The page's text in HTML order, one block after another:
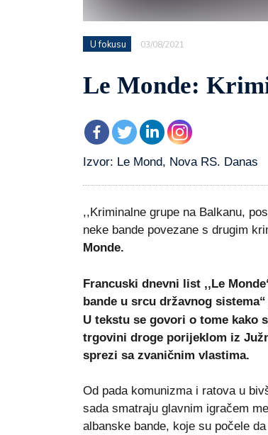
U fokusu 03/08/2021
Le Monde:
Izvor: Le Mond, Nova RS. Danas
,,Kriminalne grupe na Balkanu,
neke bande povezane s drugim
Monde.
Francuski dnevni list ,,Le
bande u srcu državnog
U tekstu se govori o tome kako
trgovini droge porijeklom iz
sprezi sa zvaničnim vlastima.
Od pada komunizma i ratova u
sada smatraju glavnim igračem
albanske bande, koje su počele